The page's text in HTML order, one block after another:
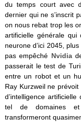
du temps court avec
dernier qui ne s’inscrit
on nous rebat trop les
artificielle générale qui
neurone d’ici 2045,
pas empêché Nvidia
passerait le test de
entre un robot et un
Ray Kurzweil ne prévoit
d’intelligence
tel de domaines
transformeront